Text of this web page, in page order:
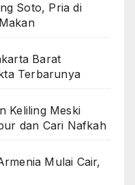
Soto, Pria di
Barat
Terbarunya
Keliling Meski
dan Cari Nafkah
Mulai Cair,